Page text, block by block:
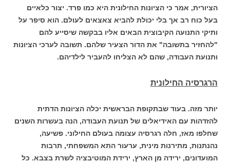
הציורית, אמר כי הציונות החילונית היא כמו פרד. יצור כלאיים
בעל כוח רב אך בלי יכולת להביא צאצאים לעולם. הוא סיפר על
ותיקי התנועה הקיבוצית הבאים אליו בבקשה שיסייע להם
"להחזיר בתשובה" את הדור הצעיר שלהם. תשובה לערכי הציונות
ותנועת העבודה, שהם לא הצליחו להעביר לילדיהם.
הרגרסיה החילונית
יותר מזה. בעוד שבתקופת הבראשית יכלה הציונות הדתית
להזדהות עם האידיאלים של תנועת העבודה, הנה בעשרות השנים
שחלפו מאז, חלה רגרסיה עצומה בעולם החילוני. פשיעה,
נהנתנות, מתירנות מינית, ערעור התא המשפחתי, תרבות
המועדונים, ירידה מן הארץ, ירידת המוטיבציה לשרת בצבא. כל